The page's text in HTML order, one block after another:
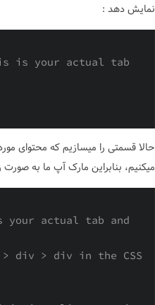
نمایش دهد :
is your actual tab
میکنیم، بنابراین مارک آپ ما به
actual tab and
div > div in the CSS